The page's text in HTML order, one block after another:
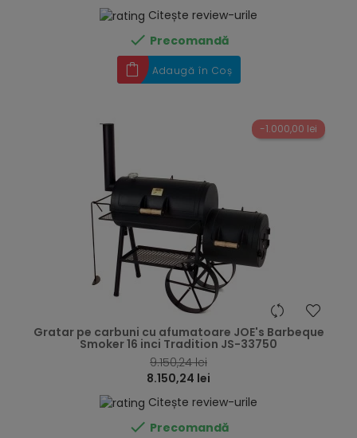
Citește review-urile
 Precomandă
Adaugă în Coș
-1.000,00 lei
Gratar pe carbuni cu afumatoare JOE's Barbeque
Smoker 16 inci Tradition JS-33750
9.150,24 lei
8.150,24 lei
Citește review-urile
 Precomandă